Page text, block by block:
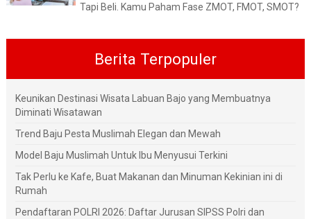
Tapi Beli. Kamu Paham Fase ZMOT, FMOT, SMOT?
Berita Terpopuler
Keunikan Destinasi Wisata Labuan Bajo yang Membuatnya
Diminati Wisatawan
Trend Baju Pesta Muslimah Elegan dan Mewah
Model Baju Muslimah Untuk Ibu Menyusui Terkini
Tak Perlu ke Kafe, Buat Makanan dan Minuman Kekinian ini di
Rumah
Pendaftaran POLRI 2026: Daftar Jurusan SIPSS Polri dan